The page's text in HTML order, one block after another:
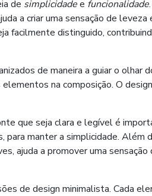
de simplicidadee funcionalidade
a criar uma sensação de leveza
facilmente distinguido,
de maneira a guiar o olhar
na composição. O
que seja clara e legível é
para manter a simplicidade. Além
ajuda a promover uma sensação
de design minimalista. Cada